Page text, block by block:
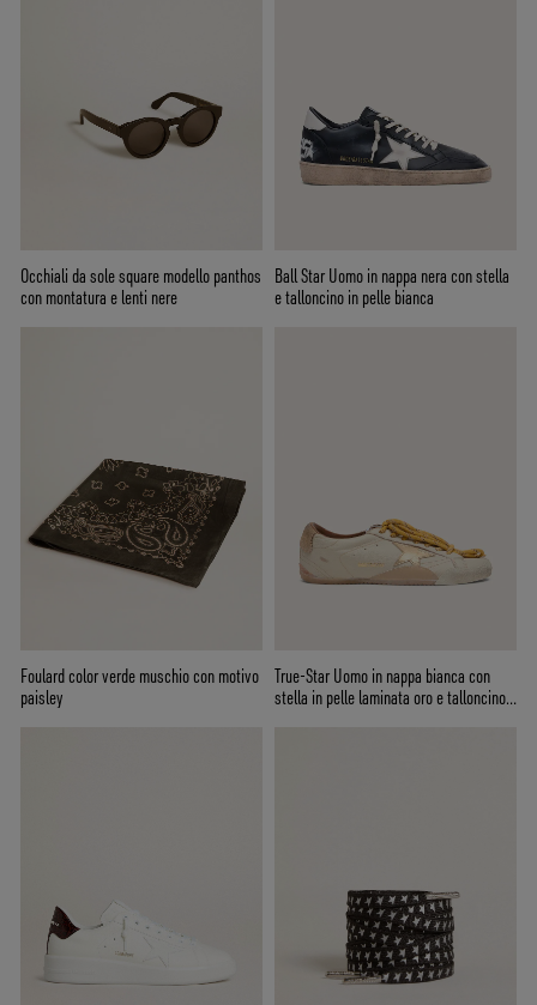
Occhiali da sole square modello panthos
con montatura e lenti nere
Ball Star Uomo in nappa nera con stella
e talloncino in pelle bianca
Foulard color verde muschio con motivo
paisley
True-Star Uomo in nappa bianca con
stella in pelle laminata oro e talloncino